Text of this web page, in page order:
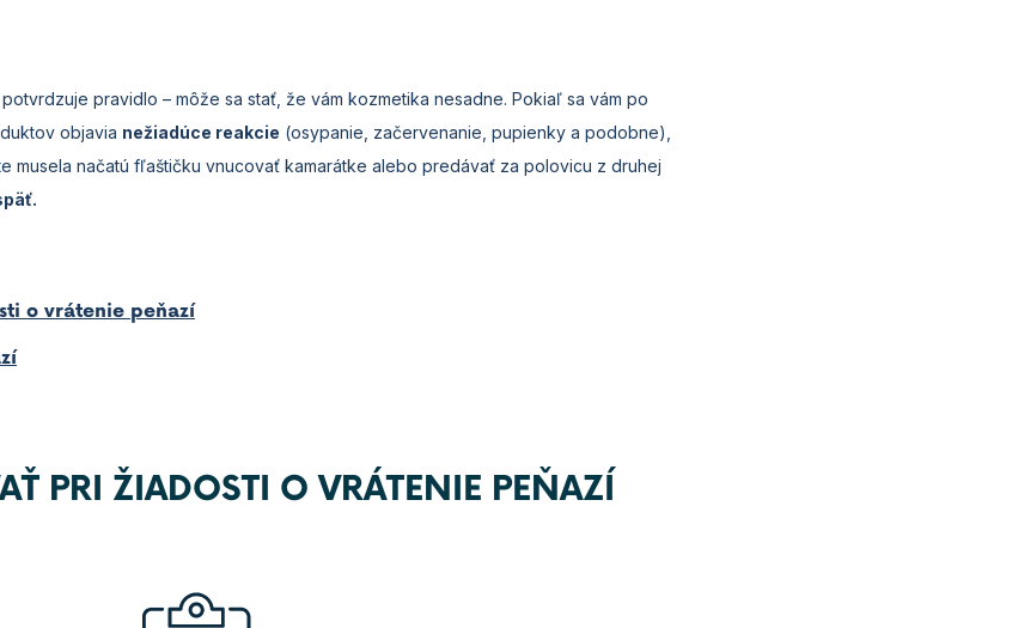
pravidlo – môže sa stať, že vám kozmetika nesadne. Pokiaľ sa vám po
objavia nežiadúce reakcie (osypanie, začervenanie, pupienky a podobne),
musela načatú fľaštičku vnucovať kamarátke alebo predávať za polovicu z druhej
o vrátenie peňazí
PRI ŽIADOSTI O VRÁTENIE PEŇAZÍ